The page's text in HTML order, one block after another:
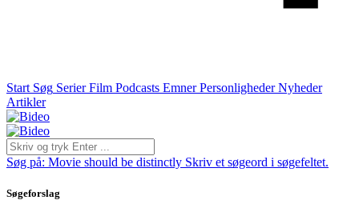
Start Søg Serier Film Podcasts Emner Personligheder Nyheder
Artikler
Søg på: Movie should be distinctly Skriv et søgeord i søgefeltet.
Søgeforslag